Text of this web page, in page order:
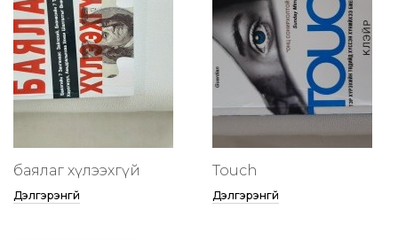
баялаг хүлээхгүй
Дэлгэрэнгүй
Touch
Дэлгэрэнгүй